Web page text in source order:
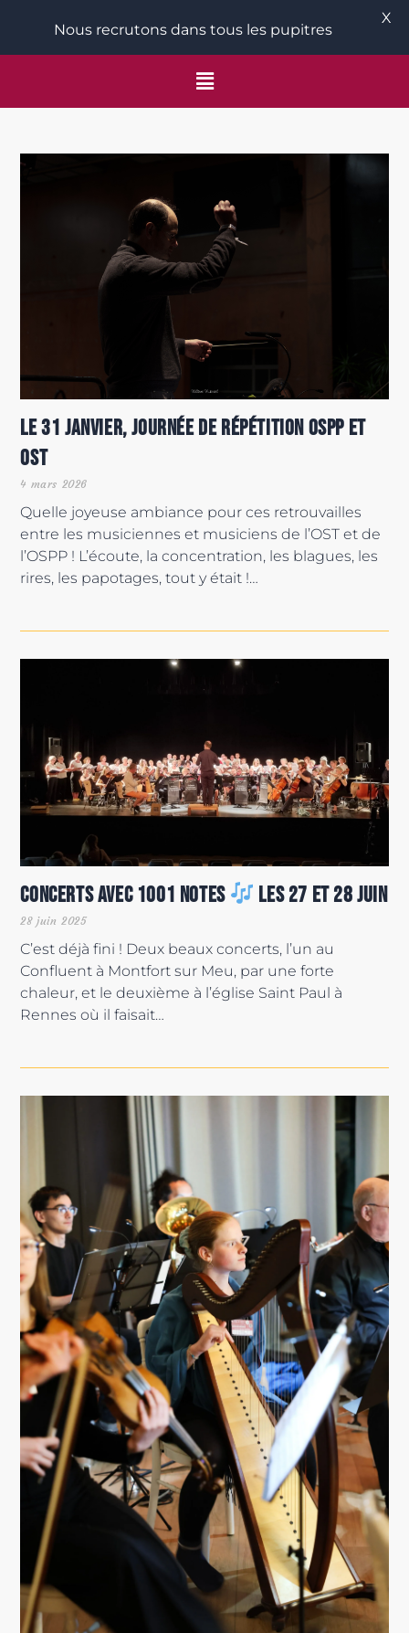
Le 31 janvier, journée de répétition OSPP et
OST
Quelle joyeuse ambiance pour ces retrouvailles
entre les musiciennes et musiciens de l’OST et de
l’OSPP ! L’écoute, la concentration, les blagues, les
rires, les papotages, tout y était !…
4 mars 2026
Concerts avec 1001 Notes les 27 et 28 juin
C’est déjà fini ! Deux beaux concerts, l’un au
Confluent à Montfort sur Meu, par une forte
chaleur, et le deuxième à l’église Saint Paul à
Rennes où il faisait…
28 juin 2025
Nous recrutons dans tous les pupitres
X